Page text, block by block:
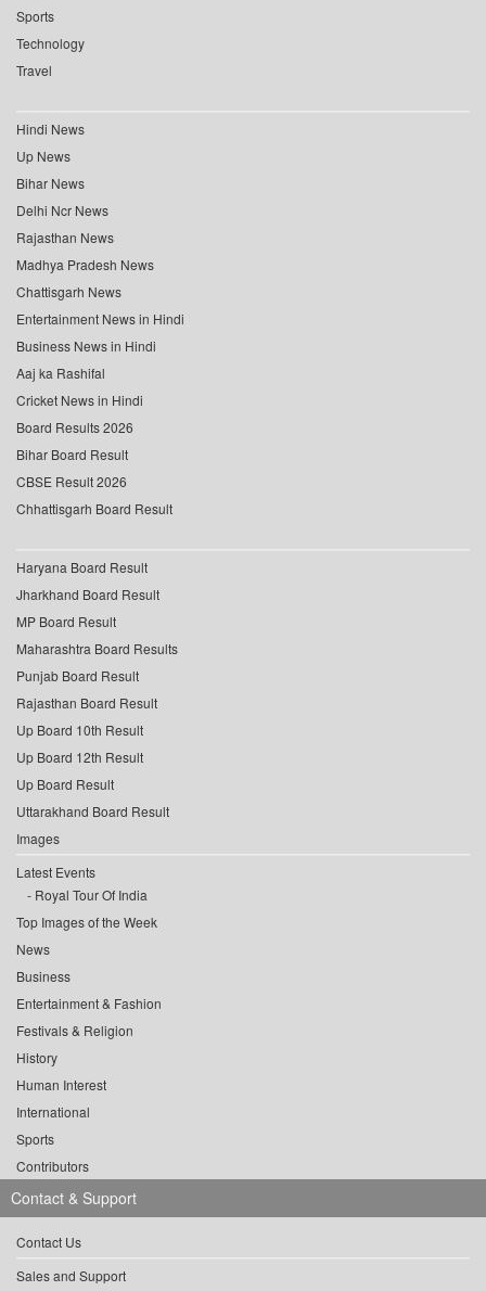
Sports
Technology
Travel
Hindi News
Up News
Bihar News
Delhi Ncr News
Rajasthan News
Madhya Pradesh News
Chattisgarh News
Entertainment News in Hindi
Business News in Hindi
Aaj ka Rashifal
Cricket News in Hindi
Board Results 2026
Bihar Board Result
CBSE Result 2026
Chhattisgarh Board Result
Haryana Board Result
Jharkhand Board Result
MP Board Result
Maharashtra Board Results
Punjab Board Result
Rajasthan Board Result
Up Board 10th Result
Up Board 12th Result
Up Board Result
Uttarakhand Board Result
Images
Latest Events
Royal Tour Of India
Top Images of the Week
News
Business
Entertainment & Fashion
Festivals & Religion
History
Human Interest
International
Sports
Contributors
Contact & Support
Contact Us
Sales and Support